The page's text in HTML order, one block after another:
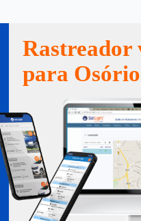
Rastreador
para Osório